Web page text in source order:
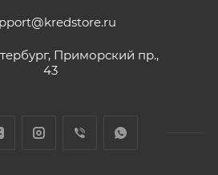
Приморский пр.,
43